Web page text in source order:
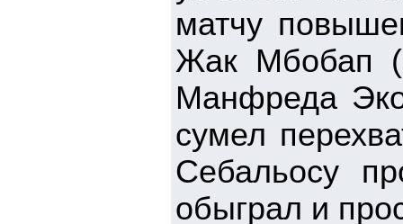
матчу
Жак Мбобап
Манфреда
сумел
Себальосу
обыграл и